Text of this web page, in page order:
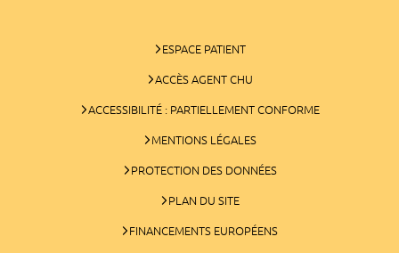
ESPACE PATIENT
ACCÈS AGENT CHU
ACCESSIBILITÉ : PARTIELLEMENT CONFORME
MENTIONS LÉGALES
PROTECTION DES DONNÉES
PLAN DU SITE
FINANCEMENTS EUROPÉENS